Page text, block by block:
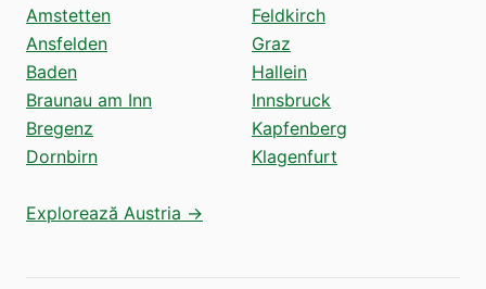
Amstetten
Ansfelden
Baden
Braunau am Inn
Bregenz
Dornbirn
Feldkirch
Graz
Hallein
Innsbruck
Kapfenberg
Klagenfurt
Explorează Austria →